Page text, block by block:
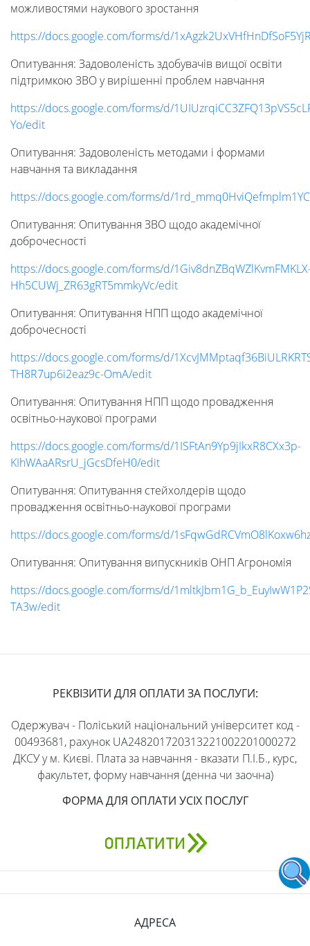
можливостями наукового зростання
https://docs.google.com/forms/d/
Опитування: Задоволеність здобувачів вищої освіти
підтримкою ЗВО у вирішенні проблем навчання
https://docs.google.com/forms/d/
Yo/edit
Опитування: Задоволеність методами і формами
навчання та викладання
https://docs.google.com/forms/d/
Опитування: Опитування ЗВО щодо академiчної
доброчесностi
https://docs.google.com/forms/d/
Hh5CUWj_ZR63gRT5mmkyVc/edit
Опитування: Опитування НПП щодо академiчної
доброчесностi
https://docs.google.com/forms/d/
TH8R7up6i2eaz9c-OmA/edit
Опитування: Опитування НПП щодо провадження
освітньо-наукової програми
https://docs.google.com/forms/d/1ISFtAn9Yp9jIkxR8CXx3p-
KIhWAaARsrU_jGcsDfeH0/edit
Опитування: Опитування стейхолдерів щодо
провадження освітньо-наукової програми
https://docs.google.com/forms/d/
Опитування: Опитування випускників ОНП Агрономія
https://docs.google.com/forms/d/
TA3w/edit
РЕКВІЗИТИ ДЛЯ ОПЛАТИ ЗА ПОСЛУГИ:
Одержувач - Поліський національний університет код -
00493681, рахунок UA248201720313221002201000272
ДКСУ у м. Києві. Плата за навчання - вказати П.І.Б., курс,
факультет, форму навчання (денна чи заочна)
ФОРМА ДЛЯ ОПЛАТИ УСІХ ПОСЛУГ
АДРЕСА